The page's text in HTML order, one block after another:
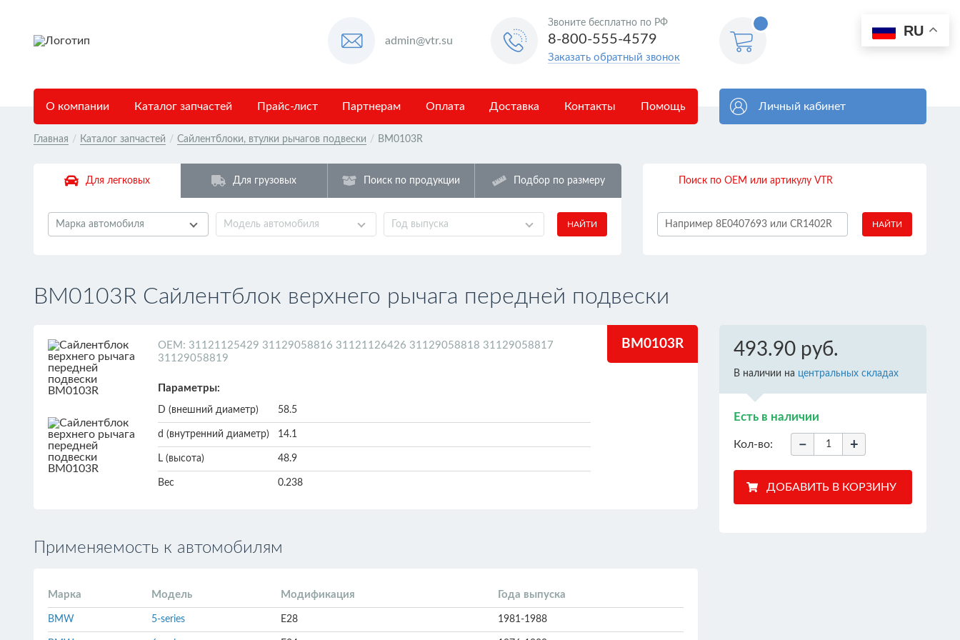
RU
admin@vtr.su
Звоните бесплатно по РФ
8-800-555-4579
Заказать обратный звонок
О компании Каталог запчастей Прайс-лист Партнерам Оплата Доставка Контакты Помощь Личный кабинет
Главная / Каталог запчастей / Сайлентблоки, втулки рычагов подвески / BM0103R
Для легковых
Марка автомобиля Модель автомобиля Год выпуска НАЙТИ
Для грузовых Поиск по продукции Подбор по размеру Поиск по OEM или артикулу VTR
НАЙТИ
BM0103R Сайлентблок верхнего рычага передней подвески
BM0103R
ОЕМ: 31121125429 31129058816 31121126426 31129058818 31129058817
31129058819
Параметры:
D (внешний диаметр) 58.5
d (внутренний диаметр) 14.1
L (высота) 48.9
Вес 0.238
Применяемость к автомобилям
Марка Модель Модификация Года выпуска
BMW 5-series E28 1981-1988
493.90 руб.
В наличии на центральных складах
Есть в наличии
Кол-во: − +